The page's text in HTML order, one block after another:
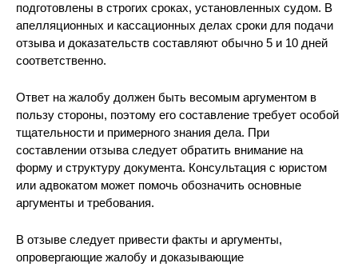
подготовлены в строгих сроках, установленных судом. В
апелляционных и кассационных делах сроки для подачи
отзыва и доказательств составляют обычно 5 и 10 дней
соответственно.
Ответ на жалобу должен быть весомым аргументом в
пользу стороны, поэтому его составление требует особой
тщательности и примерного знания дела. При
составлении отзыва следует обратить внимание на
форму и структуру документа. Консультация с юристом
или адвокатом может помочь обозначить основные
аргументы и требования.
В отзыве следует привести факты и аргументы,
опровергающие жалобу и доказывающие